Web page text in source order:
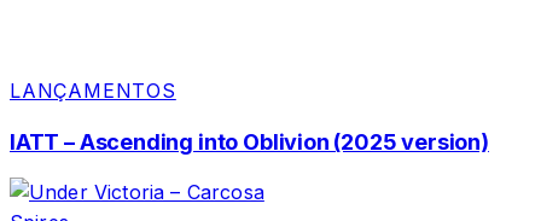
LANÇAMENTOS
IATT – Ascending into Oblivion (2025 version)